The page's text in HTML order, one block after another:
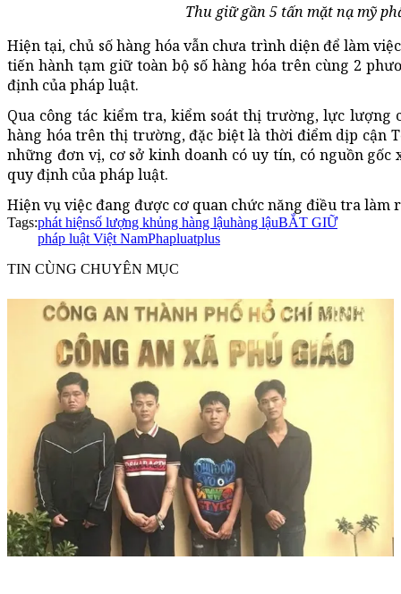
Thu giữ gần 5 tấn mặt nạ mỹ
Hiện tại, chủ số hàng hóa vẫn chưa trình diện để làm
tiến hành tạm giữ toàn bộ số hàng hóa trên cùng 2
định của pháp luật.
Qua công tác kiểm tra, kiểm soát thị trường, lực lượng
hàng hóa trên thị trường, đặc biệt là thời điểm dịp cận
những đơn vị, cơ sở kinh doanh có uy tín, có nguồn
quy định của pháp luật.
Hiện vụ việc đang được cơ quan chức năng điều tra làm
Tags:phát hiệnsố lượng khủng hàng lậuhàng lậuBẮT GIỮ
pháp luật Việt NamPhapluatplus
TIN CÙNG CHUYÊN MỤC